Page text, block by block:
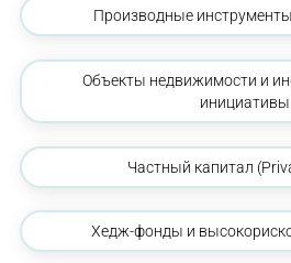
Производные
Объекты недвижимости и
инициативы.
Частный капитал
Хедж-фонды и